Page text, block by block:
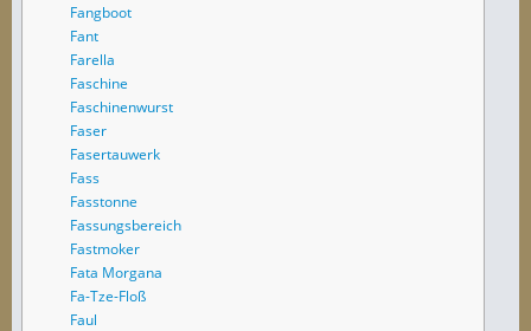
Fangboot
Fant
Farella
Faschine
Faschinenwurst
Faser
Fasertauwerk
Fass
Fasstonne
Fassungsbereich
Fastmoker
Fata Morgana
Fa-Tze-Floß
Faul